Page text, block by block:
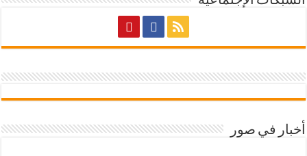
أخبار في صور